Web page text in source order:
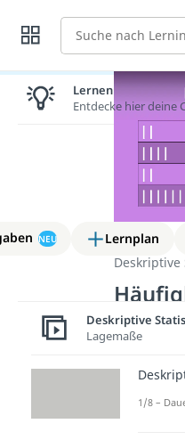
Suche
NEU Lernplan
Deskriptive
Du
r und
eine
Lernen lohnt sich!
Entdecke hier deine
Deskriptive
Lagemaße
1/8 –